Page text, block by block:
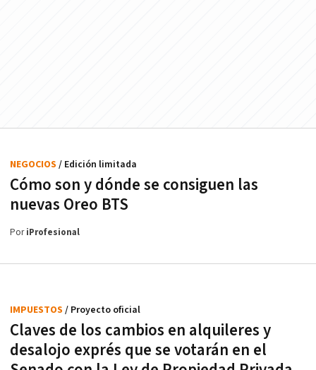
Cómo son y dónde se consiguen las
nuevas Oreo BTS
NEGOCIOS / Edición limitada
PoriProfesional
Claves de los cambios en alquileres y
desalojo exprés que se votarán en el
IMPUESTOS / Proyecto oficial